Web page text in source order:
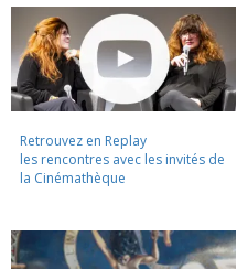
Retrouvez en Replay
les rencontres avec les invités de
la Cinémathèque